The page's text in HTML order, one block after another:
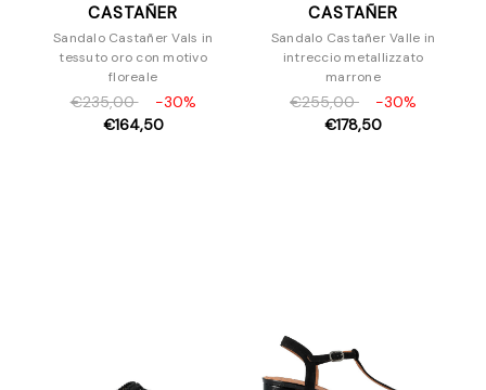
Borse
Accessori
CASTAÑER
Sandalo Castañer Vals in
tessuto oro con motivo
floreale
€235,00
-30%
€164,50
CASTAÑER
Sandalo Castañer Valle in
intreccio metallizzato
marrone
€255,00
-30%
€178,50